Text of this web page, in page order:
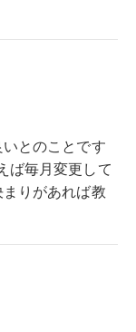
とのことです
ば毎月変更して
りがあれば教